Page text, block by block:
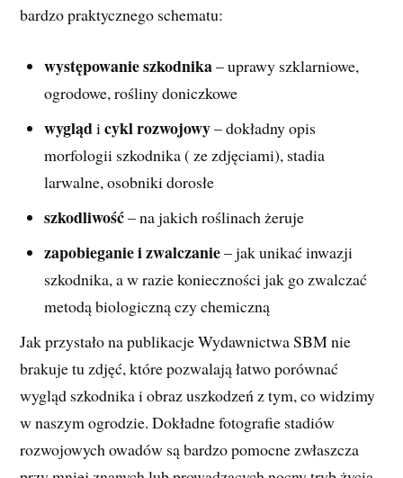
bardzo praktycznego schematu:
występowanie szkodnika– uprawy szklarniowe,
ogrodowe, rośliny doniczkowe
wyglądicykl rozwojowy– dokładny opis
morfologii szkodnika ( ze zdjęciami), stadia
larwalne, osobniki dorosłe
szkodliwość– na jakich roślinach żeruje
zapobieganie i zwalczanie– jak unikać inwazji
szkodnika, a w razie konieczności jak go zwalczać
metodą biologiczną czy chemiczną
Jak przystało na publikacje Wydawnictwa SBM nie
brakuje tu zdjęć, które pozwalają łatwo porównać
wygląd szkodnika i obraz uszkodzeń z tym, co widzimy
w naszym ogrodzie. Dokładne fotografie stadiów
rozwojowych owadów są bardzo pomocne zwłaszcza